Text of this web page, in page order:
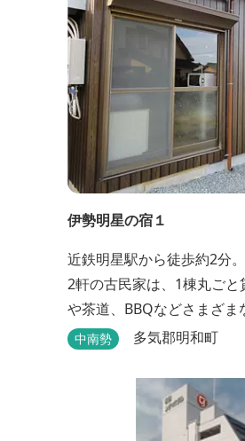
伊勢明星の宿１
近鉄明星駅から徒歩約2分
2軒の古民家は、1棟丸ご
や茶道、BBQなどさまざま
中南勢 多気郡明和町